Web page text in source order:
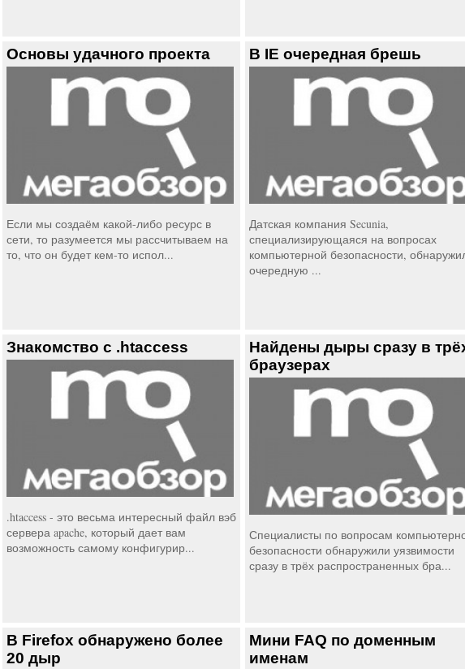
Основы удачного проекта
Если мы создаём какой-либо ресурс в
сети, то разумеется мы рассчитываем на
то, что он будет кем-то испол...
В IE очередная брешь
Датская компания Secunia,
специализирующаяся на вопросах
компьютерной безопасности,
очередную ...
Знакомство с .htaccess
.htaccess - это весьма интересный файл вэб
сервера apache, который дает вам
возможность самому конфигурир...
Найдены дыры сразу в
браузерах
Специалисты по вопросам
безопасности обнаружили уязвимости
сразу в трёх распространенных бра...
В Firefox обнаружено более
20 дыр
Мини FAQ по доменным
именам